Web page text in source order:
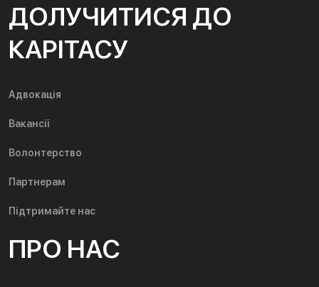
ДОЛУЧИТИСЯ ДО
КАРІТАСУ
Адвокація
Вакансії
Волонтерство
Партнерам
Підтримайте нас
ПРО НАС